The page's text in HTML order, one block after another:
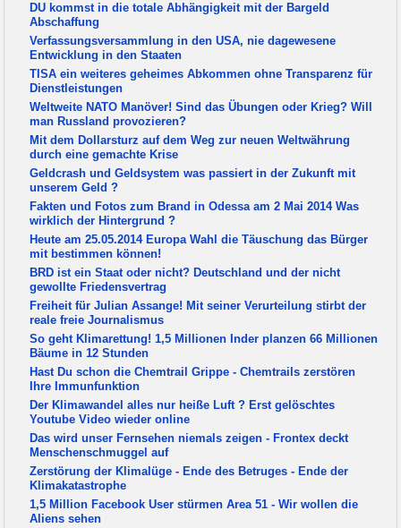
DU kommst in die totale Abhängigkeit mit der Bargeld
Abschaffung
Verfassungsversammlung in den USA, nie dagewesene
Entwicklung in den Staaten
TISA ein weiteres geheimes Abkommen ohne Transparenz für
Dienstleistungen
Weltweite NATO Manöver! Sind das Übungen oder Krieg? Will
man Russland provozieren?
Mit dem Dollarsturz auf dem Weg zur neuen Weltwährung
durch eine gemachte Krise
Geldcrash und Geldsystem was passiert in der Zukunft mit
unserem Geld ?
Fakten und Fotos zum Brand in Odessa am 2 Mai 2014 Was
wirklich der Hintergrund ?
Heute am 25.05.2014 Europa Wahl die Täuschung das Bürger
mit bestimmen können!
BRD ist ein Staat oder nicht? Deutschland und der nicht
gewollte Friedensvertrag
Freiheit für Julian Assange! Mit seiner Verurteilung stirbt der
reale freie Journalismus
So geht Klimarettung! 1,5 Millionen Inder planzen 66 Millionen
Bäume in 12 Stunden
Hast Du schon die Chemtrail Grippe - Chemtrails zerstören
Ihre Immunfunktion
Der Klimawandel alles nur heiße Luft ? Erst gelöschtes
Youtube Video wieder online
Das wird unser Fernsehen niemals zeigen - Frontex deckt
Menschenschmuggel auf
Zerstörung der Klimalüge - Ende des Betruges - Ende der
Klimakatastrophe
1,5 Million Facebook User stürmen Area 51 - Wir wollen die
Aliens sehen